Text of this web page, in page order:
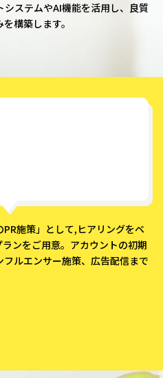
システムやAI機能を活用し、良質
構築します。
PR施策」として,ヒアリングをベ
ンをご用意。アカウントの初期
ルエンサー施策、広告配信まで